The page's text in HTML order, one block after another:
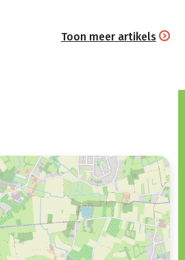
Toon meer artikels